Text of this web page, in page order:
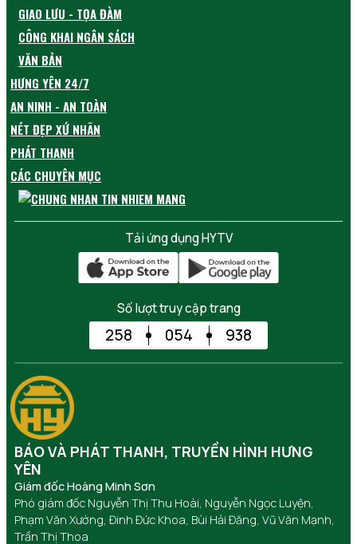
GIAO LƯU - TỌA ĐÀM
CÔNG KHAI NGÂN SÁCH
VĂN BẢN
HƯNG YÊN 24/7
AN NINH - AN TOÀN
NÉT ĐẸP XỨ NHÃN
PHÁT THANH
CÁC CHUYÊN MỤC
Tải ứng dụng HYTV
Số lượt truy cập trang
258 054 938
BÁO VÀ PHÁT THANH, TRUYỀN HÌNH HƯNG
YÊN
Giám đốc Hoàng Minh Sơn
Phó giám đốc Nguyễn Thị Thu Hoài, Nguyễn Ngọc Luyện,
Phạm Văn Xướng, Đinh Đức Khoa, Bùi Hải Đăng, Vũ Văn Mạnh,
Trần Thị Thoa